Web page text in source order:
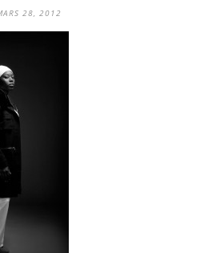
28, 2012